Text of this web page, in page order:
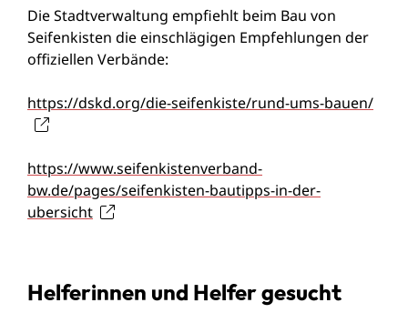
Die Stadtverwaltung empfiehlt beim Bau von
Seifenkisten die einschlägigen Empfehlungen der
offiziellen Verbände:
https://dskd.org/die-seifenkiste/rund-ums-bauen/
https://www.seifenkistenverband-
bw.de/pages/seifenkisten-bautipps-in-der-
ubersicht
Helferinnen und Helfer gesucht